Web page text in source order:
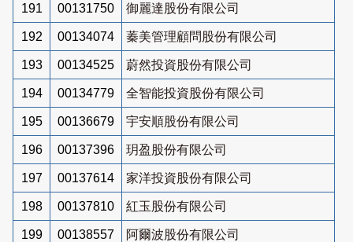
191 00131750 御麗達股份有限公司
192 00134074 蓁美管理顧問股份有限公司
193 00134525 蔚然投資股份有限公司
194 00134779 全智能投資股份有限公司
195 00136679 宇安順股份有限公司
196 00137396 玥盈股份有限公司
197 00137614 家洋投資股份有限公司
198 00137810 紅玉股份有限公司
199 00138557 阿爾波股份有限公司